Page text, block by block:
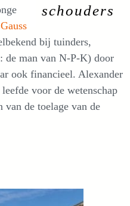
schouders
Gauss
bij tuinders,
de man van N-P-K) door
ook financieel. Alexander
voor de wetenschap
van de toelage van de